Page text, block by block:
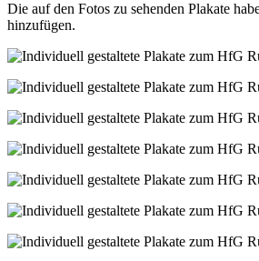
Die auf den Fotos zu sehenden Plakate
hinzufügen.